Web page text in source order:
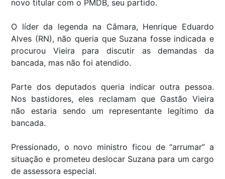
novo titular com o PMDB, seu partido.
O líder da legenda na Câmara, Henrique Eduardo
Alves (RN), não queria que Suzana fosse indicada e
procurou Vieira para discutir as demandas da
bancada, mas não foi atendido.
Parte dos deputados queria indicar outra pessoa.
Nos bastidores, eles reclamam que Gastão Vieira
não estaria sendo um representante legítimo da
bancada.
Pressionado, o novo ministro ficou de “arrumar” a
situação e prometeu deslocar Suzana para um cargo
de assessora especial.